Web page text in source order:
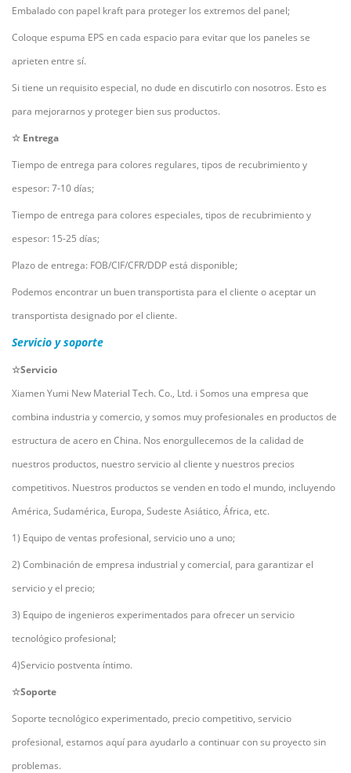
Embalado con papel kraft para proteger los extremos del panel;
Coloque espuma EPS en cada espacio para evitar que los paneles se
aprieten entre sí.
Si tiene un requisito especial, no dude en discutirlo con nosotros. Esto es
para mejorarnos y proteger bien sus productos.
☆ Entrega
Tiempo de entrega para colores regulares, tipos de recubrimiento y
espesor: 7-10 días;
Tiempo de entrega para colores especiales, tipos de recubrimiento y
espesor: 15-25 días;
Plazo de entrega: FOB/CIF/CFR/DDP está disponible;
Podemos encontrar un buen transportista para el cliente o aceptar un
transportista designado por el cliente.
Servicio y soporte
☆Servicio
Xiamen Yumi New Material Tech. Co., Ltd. i Somos una empresa que
combina industria y comercio, y somos muy profesionales en productos de
estructura de acero en China. Nos enorgullecemos de la calidad de
nuestros productos, nuestro servicio al cliente y nuestros precios
competitivos. Nuestros productos se venden en todo el mundo, incluyendo
América, Sudamérica, Europa, Sudeste Asiático, África, etc.
1) Equipo de ventas profesional, servicio uno a uno;
2) Combinación de empresa industrial y comercial, para garantizar el
servicio y el precio;
3) Equipo de ingenieros experimentados para ofrecer un servicio
tecnológico profesional;
4)Servicio postventa íntimo.
☆Soporte
Soporte tecnológico experimentado, precio competitivo, servicio
profesional, estamos aquí para ayudarlo a continuar con su proyecto sin
problemas.